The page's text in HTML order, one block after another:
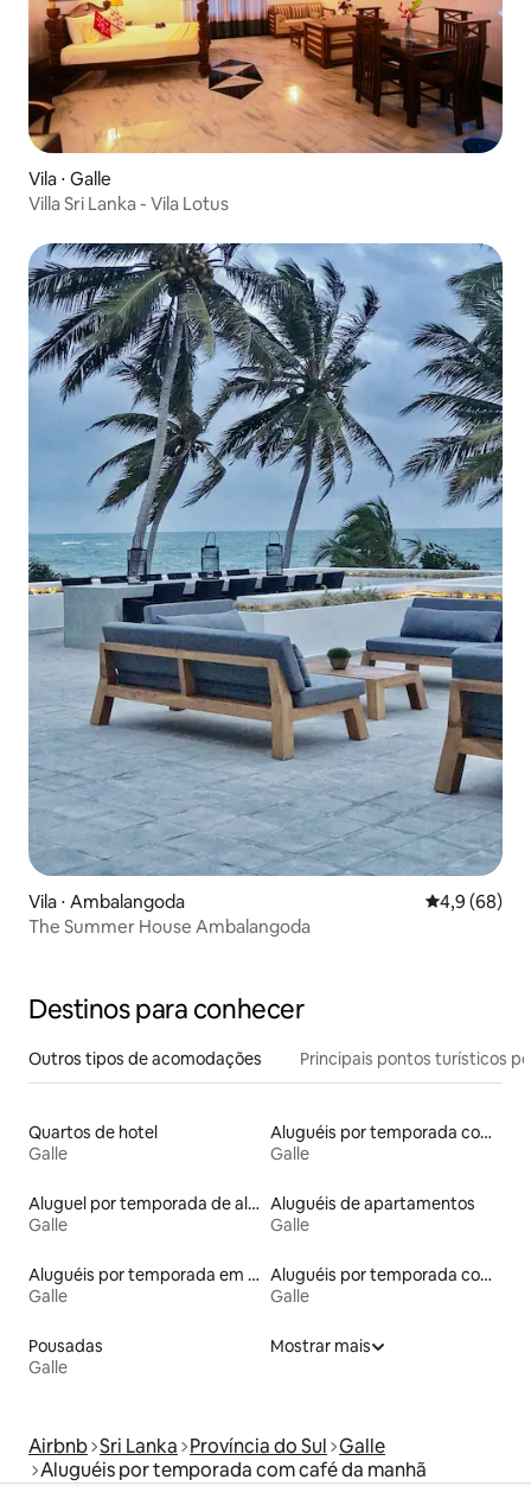
Vila ⋅ Galle
Villa Sri Lanka - Vila Lotus
Vila ⋅ Ambalangoda 4,9 de uma
4,9 (68)
The Summer House Ambalangoda
Destinos para conhecer
Outros tipos de acomodações Principais pontos turísticos
Quartos de hotel
Galle
Aluguéis por temporada com acesso à praia
Galle
Aluguel por temporada de alojamentos ecológicos
Galle
Aluguéis de apartamentos
Galle
Aluguéis por temporada em resorts
Galle
Aluguéis por temporada com acesso ao lago
Galle
Pousadas
Galle
Mostrar mais
Airbnb Sri Lanka Província do Sul Galle
Aluguéis por temporada com café da manhã